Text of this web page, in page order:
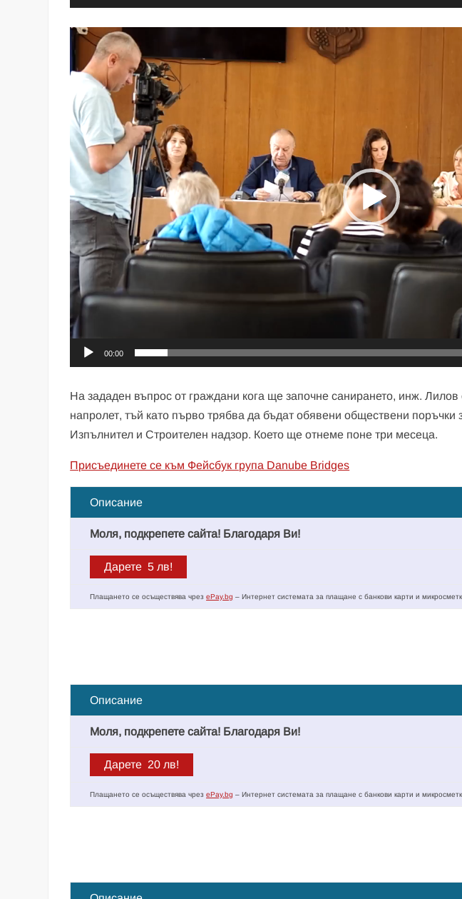
Видео
00:00
На зададен въпрос от граждани кога ще започне санирането, инж.
напролет, тъй като първо трябва да бъдат обявени обществени поръчки
Изпълнител и Строителен надзор. Което ще отнеме поне три месеца.
Присъединете се към Фейсбук група Danube Bridges
Описание
Моля, подкрепете сайта! Благодаря Ви!
Плащането се осъществява чрезePay.bg – Интернет системата за плащане с банкови карти и
Описание
Моля, подкрепете сайта! Благодаря Ви!
Плащането се осъществява чрезePay.bg – Интернет системата за плащане с банкови карти и